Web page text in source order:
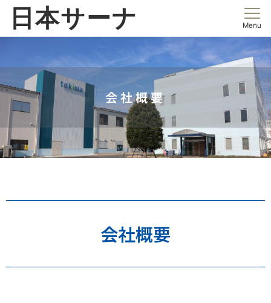
日本サーナ Menu
会社概要
会社概要